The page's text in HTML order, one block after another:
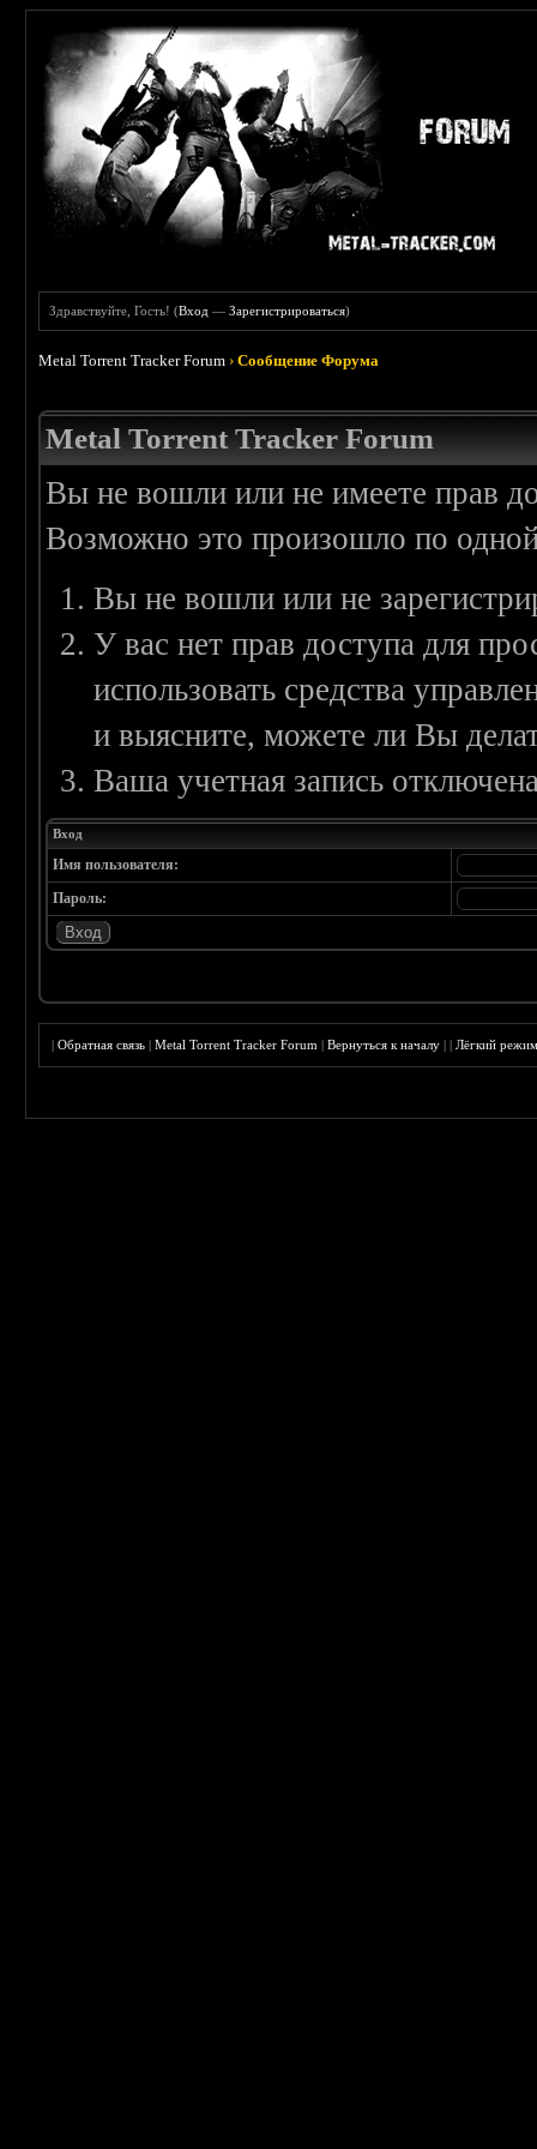
Здравствуйте, Гость! (Вход —Зарегистрироваться)
Metal Torrent Tracker Forum ›Сообщение Форума
Metal Torrent Tracker Forum
Вы не вошли или не имеете прав
Возможно это произошло по
Вы не вошли или не
У вас нет прав доступа для
использовать средства
и выясните, можете ли Вы
Ваша учетная запись
Вход
Имя пользователя:
Пароль:
|Обратная связь |Metal Torrent Tracker Forum |Вернуться к началу ||Лёгкий